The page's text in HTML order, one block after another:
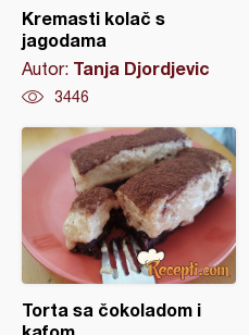
Kremasti kolač s
jagodama
Autor: Tanja Djordjevic
3446
Torta sa čokoladom i